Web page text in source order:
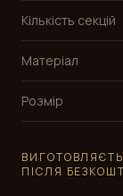
Кількість секцій
Матеріал
Розмір
ПІСЛЯ